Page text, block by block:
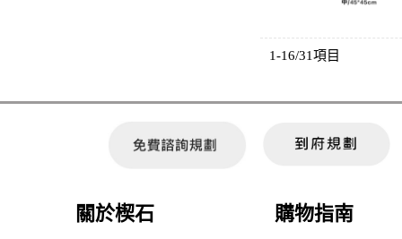
1-16/31項目
關於楔石 購物指南